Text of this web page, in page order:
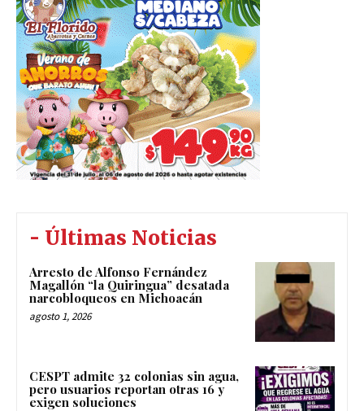
- Últimas Noticias
Arresto de Alfonso Fernández
Magallón “la Quiringua” desatada
narcobloqueos en Michoacán
agosto 1, 2026
CESPT admite 32 colonias sin agua,
pero usuarios reportan otras 16 y
exigen soluciones